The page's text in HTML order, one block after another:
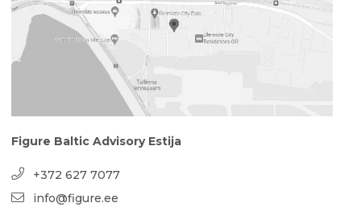
Figure Baltic Advisory Estija
+372 627 7077
info@figure.ee